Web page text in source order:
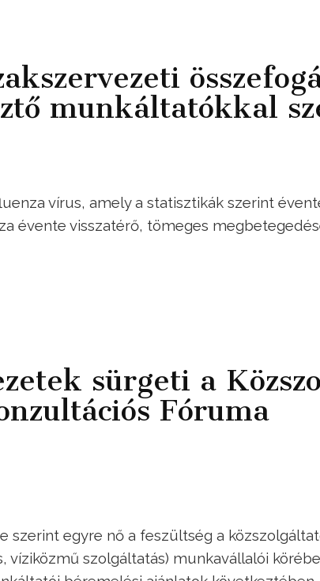
munkáltatókkal
vírus, amely a statisztikák szerint
évente visszatérő, tömeges
sürgeti a
Fóruma
szerint egyre nő a feszültség a
víziközmű szolgáltatás) munkavállalói